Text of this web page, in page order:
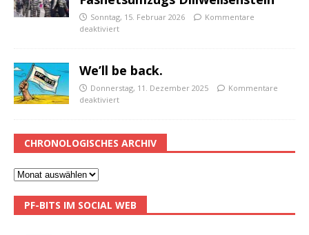
Sonntag, 15. Februar 2026
Kommentare
deaktiviert
We’ll be back.
Donnerstag, 11. Dezember 2025
Kommentare
deaktiviert
CHRONOLOGISCHES ARCHIV
PF-BITS IM SOCIAL WEB